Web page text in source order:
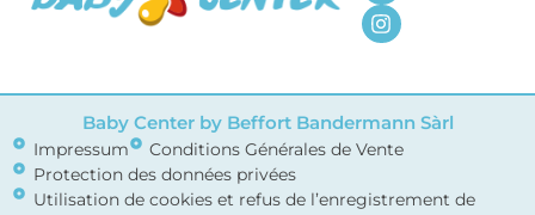
Baby Center by Beffort Bandermann Sàrl
Impressum
Conditions Générales de Vente
Protection des données privées
Utilisation de cookies et refus de l’enregistrement de